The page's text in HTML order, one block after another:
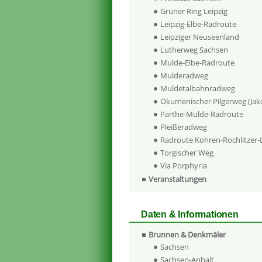
Grüner Ring Leipzig
Leipzig-Elbe-Radroute
Leipziger Neuseenland
Lutherweg Sachsen
Mulde-Elbe-Radroute
Mulderadweg
Muldetalbahnradweg
Ökumenischer Pilgerweg
Parthe-Mulde-Radroute
Pleißeradweg
Radroute Kohren-Rochlitzer-
Torgischer Weg
Via Porphyria
Veranstaltungen
Daten & Informationen
Brunnen & Denkmäler
Sachsen
Sachsen-Anhalt